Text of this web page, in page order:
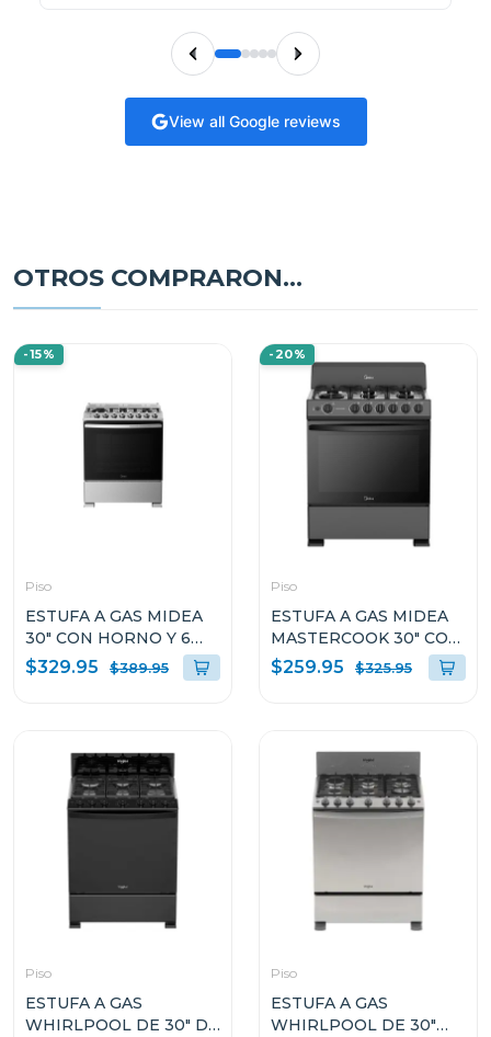
View all Google reviews
OTROS COMPRARON...
-15%
Piso
ESTUFA A GAS MIDEA
30" CON HORNO Y 6
QUEMADORES
MGS30FS1LIFSSST
$329.95 $389.95
-20%
Piso
ESTUFA A GAS MIDEA
MASTERCOOK 30" CON
HORNO Y 6
QUEMADORES
$259.95 $325.95
Piso
ESTUFA A GAS
WHIRLPOOL DE 30" DE
Piso
ESTUFA A GAS
WHIRLPOOL DE 30"